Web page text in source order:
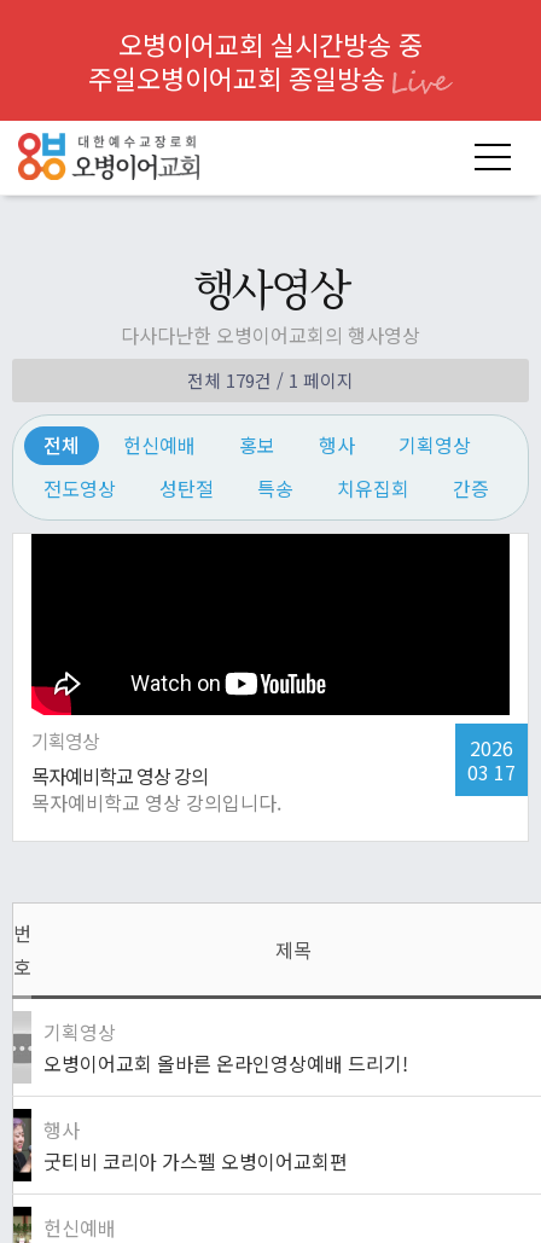
오병이어교회 실시간방송 중
주일오병이어교회 종일방송
행사영상
다사다난한 오병이어교회의 행사영상
전체 179건 / 1 페이지
전체 헌신예배 홍보 행사
기획영상
전도영상
성탄절 특송 치유집회 간증
2026
03 17
기획영상
목자예비학교 영상 강의
목자예비학교 영상 강의입니다.
번
호
제목
기획영상
오병이어교회 올바른 온라인영상예배 드리기!
행사
굿티비 코리아 가스펠 오병이어교회편
헌신예배